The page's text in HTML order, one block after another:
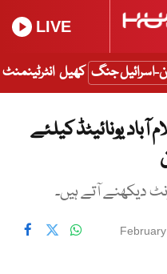
LIVE
اسرائیل جنگ کھیل انٹرٹینمنٹ
یونائیٹڈ کیلئے
دیکھنے آتے ہیں۔